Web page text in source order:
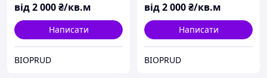
від2 000₴/кв.м
Написати
BIOPRUD
від2 000₴/кв.м
Написати
BIOPRUD